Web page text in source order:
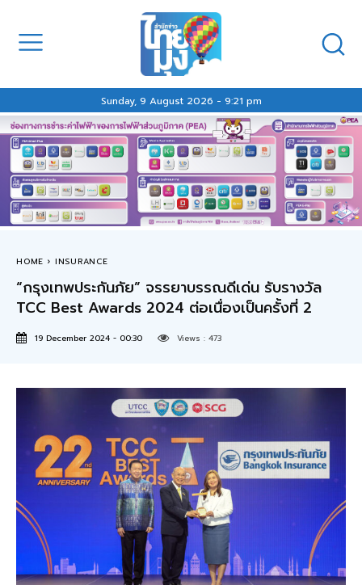
Sunday, 9 August 2026 - 9:21 pm
HOME INSURANCE
“กรุงเทพประกันภัย” จรรยาบรรณดีเด่น รับรางวัล
TCC Best Awards 2024 ต่อเนื่องเป็นครั้งที่ 2
19 December 2024 - 00:30 Views : 473